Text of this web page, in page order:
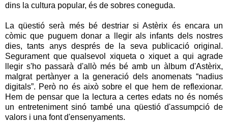
dins la cultura popular, és de sobres coneguda.
La qüestió serà més bé destriar si Astèrix és encara un
còmic que puguem donar a llegir als infants dels nostres
dies, tants anys després de la seva publicació original.
Segurament que qualsevol xiqueta o xiquet a qui agrade
llegir s'ho passarà d'allò més bé amb un àlbum d'Astèrix,
malgrat pertànyer a la generació dels anomenats “nadius
digitals”. Però no és això sobre el que hem de reflexionar.
Hem de pensar que la lectura a certes edats no és només
un entreteniment sinó també una qüestió d'assumpció de
valors i una font d'ensenyaments.